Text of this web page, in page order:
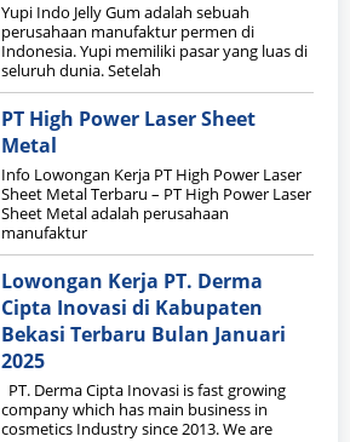
Yupi Indo Jelly Gum adalah sebuah
perusahaan manufaktur permen di
Indonesia. Yupi memiliki pasar yang luas di
seluruh dunia. Setelah
PT High Power Laser Sheet
Metal
Info Lowongan Kerja PT High Power Laser
Sheet Metal Terbaru – PT High Power Laser
Sheet Metal adalah perusahaan
manufaktur
Lowongan Kerja PT. Derma
Cipta Inovasi di Kabupaten
Bekasi Terbaru Bulan Januari
2025
PT. Derma Cipta Inovasi is fast growing
company which has main business in
cosmetics Industry since 2013. We are